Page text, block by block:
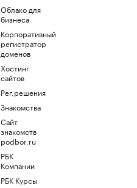
Облако для
бизнеса
Корпоративный
регистратор
доменов
Хостинг
сайтов
Рег.решения
Знакомства
Сайт
знакомств
podbor.ru
РБК
Компании
РБК Курсы